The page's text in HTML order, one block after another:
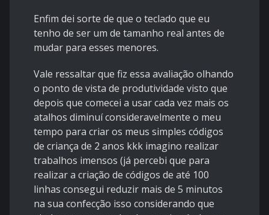
Enfim dei sorte de que o teclado que eu
tenho de ser um de tamanho real antes de
mudar para esses menores.
Vale ressaltar que fiz essa avaliação olhando
o ponto de vista de produtividade visto que
depois que comecei a usar cada vez mais os
atalhos diminuí consideravelmente o meu
tempo para criar os meus simples códigos
de criança de 2 anos kkk imagino realizar
trabalhos imensos (já percebi que para
realizar a criação de códigos de até 100
linhas consegui reduzir mais de 5 minutos
na sua confecção isso considerando que